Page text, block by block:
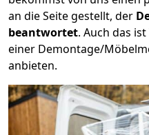
an die Seite gestellt, der
beantwortet. Auch das
einer Demontage/
anbieten.